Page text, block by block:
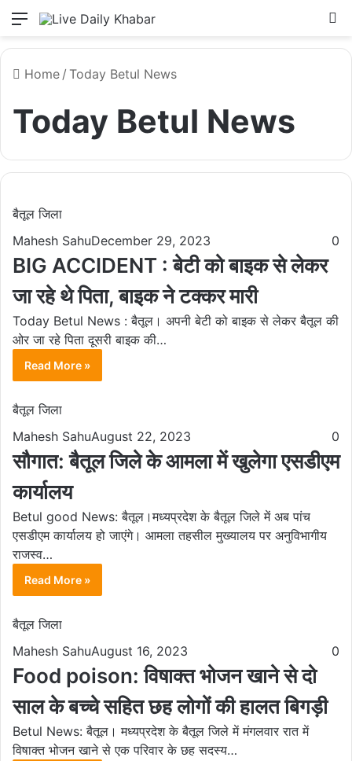
Menu
Home / Today Betul News
Today Betul News
बैतूल जिला
Mahesh SahuDecember 29, 2023 0
BIG ACCIDENT : बेटी को बाइक से लेकर
जा रहे थे पिता, बाइक ने टक्कर मारी
Today Betul News : बैतूल। अपनी बेटी को बाइक से लेकर बैतूल की
ओर जा रहे पिता दूसरी बाइक की…
Read More »
बैतूल जिला
Mahesh SahuAugust 22, 2023 0
सौगात: बैतूल जिले के आमला में खुलेगा एसडीएम
कार्यालय
Betul good News: बैतूल।मध्यप्रदेश के बैतूल जिले में अब पांच
एसडीएम कार्यालय हो जाएंगे। आमला तहसील मुख्यालय पर अनुविभागीय
राजस्व…
Read More »
बैतूल जिला
Mahesh SahuAugust 16, 2023 0
Food poison: विषाक्त भोजन खाने से दो
साल के बच्चे सहित छह लोगों की हालत बिगड़ी
Betul News: बैतूल। मध्यप्रदेश के बैतूल जिले में मंगलवार रात में
विषाक्त भोजन खाने से एक परिवार के छह सदस्य…